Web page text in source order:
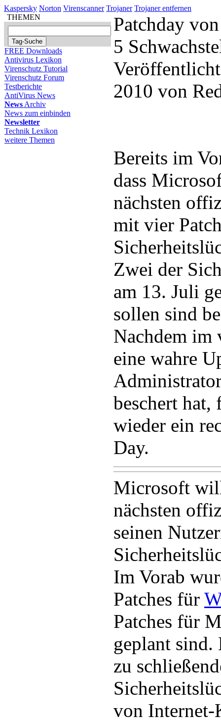
Kaspersky Norton Virenscanner Trojaner Trojaner entfernen
THEMEN
FREE Downloads
Antivirus Lexikon
Virenschutz Tutorial
Virenschutz Forum
Testberichte
AntiVirus News
News Archiv
News zum einbinden
Newsletter
Technik Lexikon
weitere Themen
Patchday
5
2010 von
Bereits im
dass
nächsten
mit vier
Zwei der
am 13. Juli
sollen sind
Nachdem im
eine wahre
beschert
wieder ein
Day.
Microsoft
nächsten
seinen
Im Vorab
Patches für
Patches für
geplant sind.
zu
von